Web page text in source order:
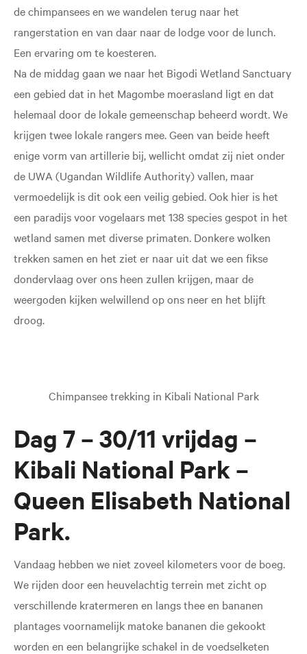
de chimpansees en we wandelen terug naar het
rangerstation en van daar naar de lodge voor de lunch.
Een ervaring om te koesteren.
Na de middag gaan we naar het Bigodi Wetland Sanctuary
een gebied dat in het Magombe moerasland ligt en dat
helemaal door de lokale gemeenschap beheerd wordt. We
krijgen twee lokale rangers mee. Geen van beide heeft
enige vorm van artillerie bij, wellicht omdat zij niet onder
de UWA (Ugandan Wildlife Authority) vallen, maar
vermoedelijk is dit ook een veilig gebied. Ook hier is het
een paradijs voor vogelaars met 138 species gespot in het
wetland samen met diverse primaten. Donkere wolken
trekken samen en het ziet er naar uit dat we een fikse
dondervlaag over ons heen zullen krijgen, maar de
weergoden kijken welwillend op ons neer en het blijft
droog.
Chimpansee trekking in Kibali National Park
Dag 7 – 30/11 vrijdag –
Kibali National Park –
Queen Elisabeth National
Park.
Vandaag hebben we niet zoveel kilometers voor de boeg.
We rijden door een heuvelachtig terrein met zicht op
verschillende kratermeren en langs thee en bananen
plantages voornamelijk matoke bananen die gekookt
worden en een belangrijke schakel in de voedselketen